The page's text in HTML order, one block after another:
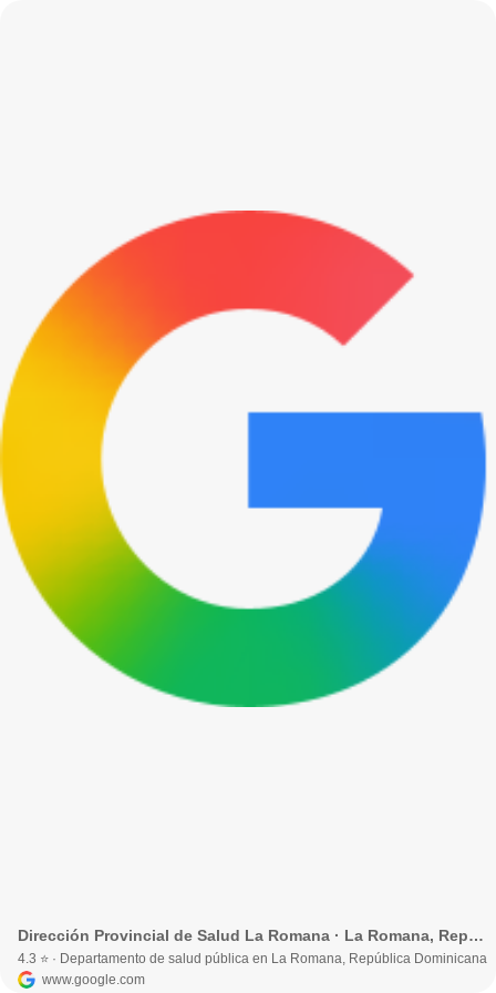
Dirección Provincial de Salud La Romana · La Romana, República Dominicana
4.3 ⭐ · Departamento de salud pública en La Romana, República Dominicana
www.google.com